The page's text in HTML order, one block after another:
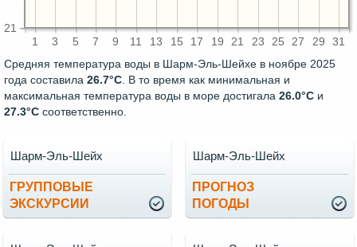
1 3 5 7 9 11 13 15 17 19 21 23 25 27 29 31
21
Средняя температура воды в Шарм-Эль-Шейхе в ноябре 2025
года составила 26.7°C. В то время как минимальная и
максимальная температура воды в море достигала 26.0°C и
27.3°C соответственно.
ГРУППОВЫЕ
ЭКСКУРСИИ
Шарм-Эль-Шейх
ПРОГНОЗ
ПОГОДЫ
Шарм-Эль-Шейх